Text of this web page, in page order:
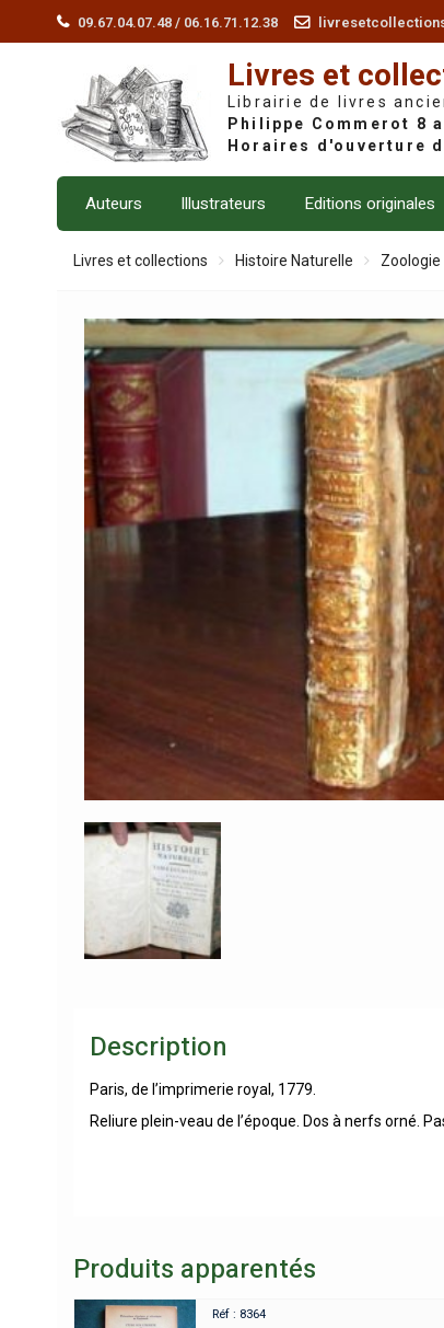
09.67.04.07.48 / 06.16.71.12.38
Livres et
Librairie de livres
Auteurs Illustrateurs Editions originales
Livres et collections Histoire Naturelle Zoologie
Description
Paris, de l’imprimerie royal, 1779.
Reliure plein-veau de l’époque. Dos à nerfs orné.
Produits apparentés
Réf : 8364